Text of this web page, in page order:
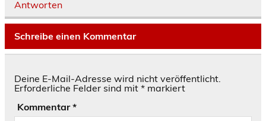
Antworten
Schreibe einen Kommentar
Deine E-Mail-Adresse wird nicht veröffentlicht.
Erforderliche Felder sind mit * markiert
Kommentar*